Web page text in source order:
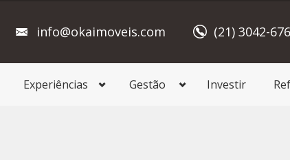
info@okaimoveis.com (21) 3042-
Experiências Gestão Investir